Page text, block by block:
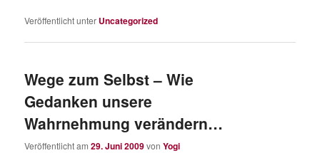
Veröffentlicht unter Uncategorized
Wege zum Selbst – Wie
Gedanken unsere
Wahrnehmung verändern…
Veröffentlicht am29. Juni 2009vonYogi